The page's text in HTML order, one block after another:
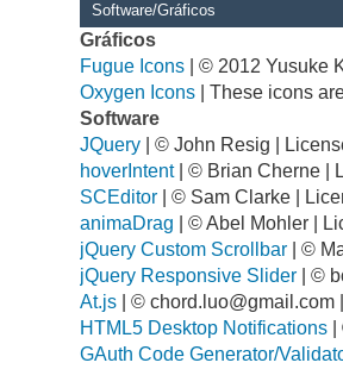
Software/Gráficos
Gráficos
Fugue Icons | © 2012 Yusuke
Oxygen Icons | These icons
Software
JQuery | © John Resig |
hoverIntent| © Brian Cherne |
SCEditor | © Sam Clarke |
animaDrag | © Abel Mohler |
jQuery Custom Scrollbar | ©
jQuery Responsive Slider | ©
At.js | ©chord.luo@gmail.com
HTML5 Desktop Notifications
GAuth Code Generator/